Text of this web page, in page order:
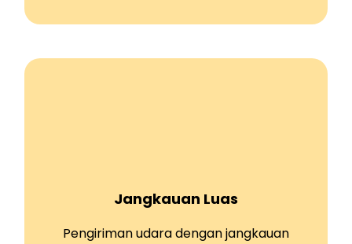
Jangkauan Luas
Pengiriman udara dengan jangkauan